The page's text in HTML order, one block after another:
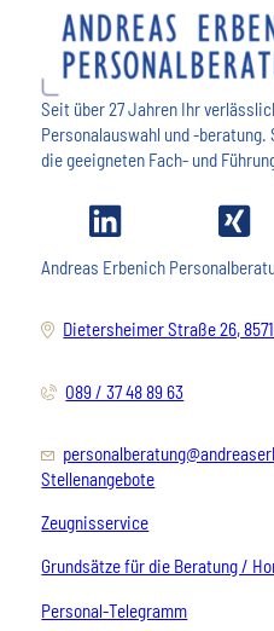
Seit über 27 Jahren Ihr
Personalauswahl und -
die geeigneten Fach- und
Andreas Erbenich
Dietersheimer Straße 26,
089 / 37 48 89 63
Stellenangebote
Zeugnisservice
Grundsätze für die Beratung /
Personal-Telegramm